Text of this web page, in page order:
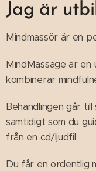
Jag är
Mindmassör är en
MindMassage är en
kombinerar
Behandlingen går
samtidigt som du
från en cd/ljudfil.
Du får en ordentlig